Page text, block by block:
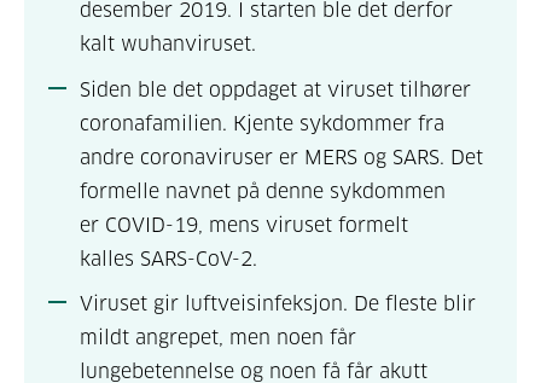
desember 2019. I starten ble det derfor
kalt wuhanviruset.
Siden ble det oppdaget at viruset tilhører
coronafamilien. Kjente sykdommer fra
andre coronaviruser er MERS og SARS. Det
formelle navnet på denne sykdommen
er COVID-19, mens viruset formelt
kalles SARS-CoV-2.
Viruset gir luftveisinfeksjon. De fleste blir
mildt angrepet, men noen får
lungebetennelse og noen få får akutt